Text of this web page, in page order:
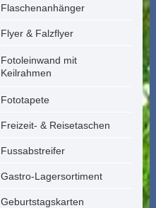
Flaschenanhänger
Flyer & Falzflyer
Fotoleinwand mit
Keilrahmen
Fototapete
Freizeit- & Reisetaschen
Fussabstreifer
Gastro-Lagersortiment
Geburtstagskarten